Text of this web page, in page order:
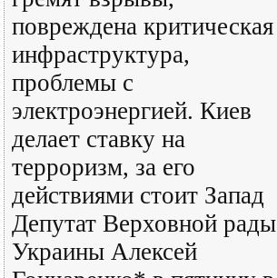
повреждена критическая
инфраструктура,
проблемы с
электроэнергией. Киев
делает ставку на
терроризм, за его
действиями стоит Запад
Депутат Верховной рады
Украины Алексей